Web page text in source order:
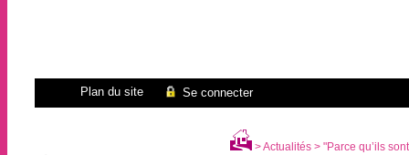
Plan du site Se connecter
>Actualités> "Parce qu’ils